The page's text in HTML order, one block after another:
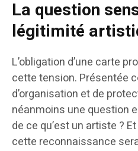
La question
légitimité
L’obligation d’une carte
cette tension. Présentée
d’organisation et de
néanmoins une question
de ce qu’est un artiste ?
cette reconnaissance